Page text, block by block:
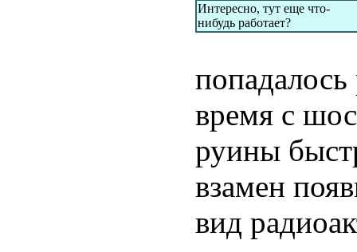
Интересно, тут еще что-
нибудь работает?
время с
руины
взамен
вид